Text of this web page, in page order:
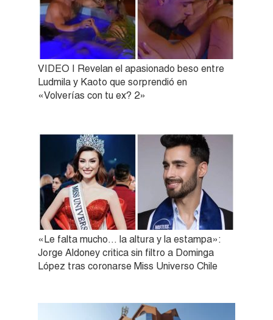
VIDEO | Revelan el apasionado beso entre
Ludmila y Kaoto que sorprendió en
«Volverías con tu ex? 2»
«Le falta mucho… la altura y la estampa»:
Jorge Aldoney critica sin filtro a Dominga
López tras coronarse Miss Universo Chile